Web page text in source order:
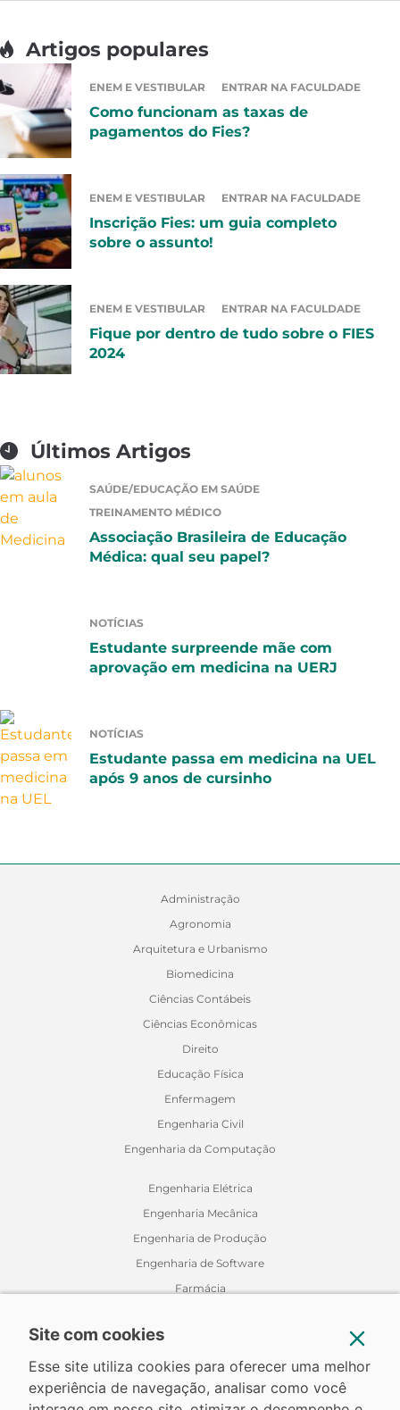
Artigos populares
ENEM E VESTIBULAR ENTRAR NA FACULDADE
Como funcionam as taxas de
pagamentos do Fies?
ENEM E VESTIBULAR ENTRAR NA FACULDADE
Inscrição Fies: um guia completo
sobre o assunto!
ENEM E VESTIBULAR ENTRAR NA FACULDADE
Fique por dentro de tudo sobre o FIES
2024
Últimos Artigos
SAÚDE/EDUCAÇÃO EM SAÚDE
TREINAMENTO MÉDICO
Associação Brasileira de Educação
Médica: qual seu papel?
NOTÍCIAS
Estudante surpreende mãe com
aprovação em medicina na UERJ
NOTÍCIAS
Estudante passa em medicina na UEL
após 9 anos de cursinho
Administração
Agronomia
Arquitetura e Urbanismo
Biomedicina
Ciências Contábeis
Ciências Econômicas
Direito
Educação Física
Enfermagem
Engenharia Civil
Engenharia da Computação
Engenharia Elétrica
Engenharia Mecânica
Engenharia de Produção
Engenharia de Software
Farmácia
Medicina Veterinária
Nutrição
Site com cookies
Esse site utiliza cookies para oferecer uma melhor
experiência de navegação, analisar como você